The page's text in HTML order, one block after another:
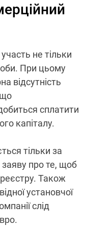
не тільки
При цьому
відсутність
що
сплатити
капіталу.
тільки за
заяву про те, щоб
Також
установчої
слід